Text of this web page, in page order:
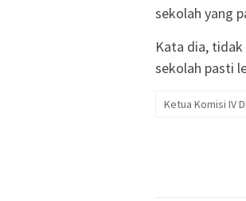
sekolah yang
Kata dia,
sekolah pasti
Ketua Komisi IV